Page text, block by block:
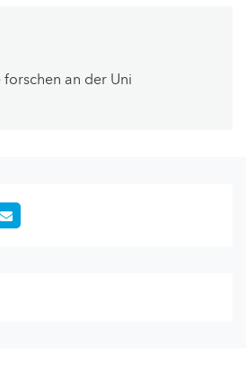
an der Uni